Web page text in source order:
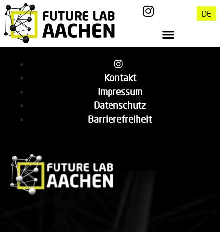
DE
Kontakt
Impressum
Datenschutz
Barrierefreiheit